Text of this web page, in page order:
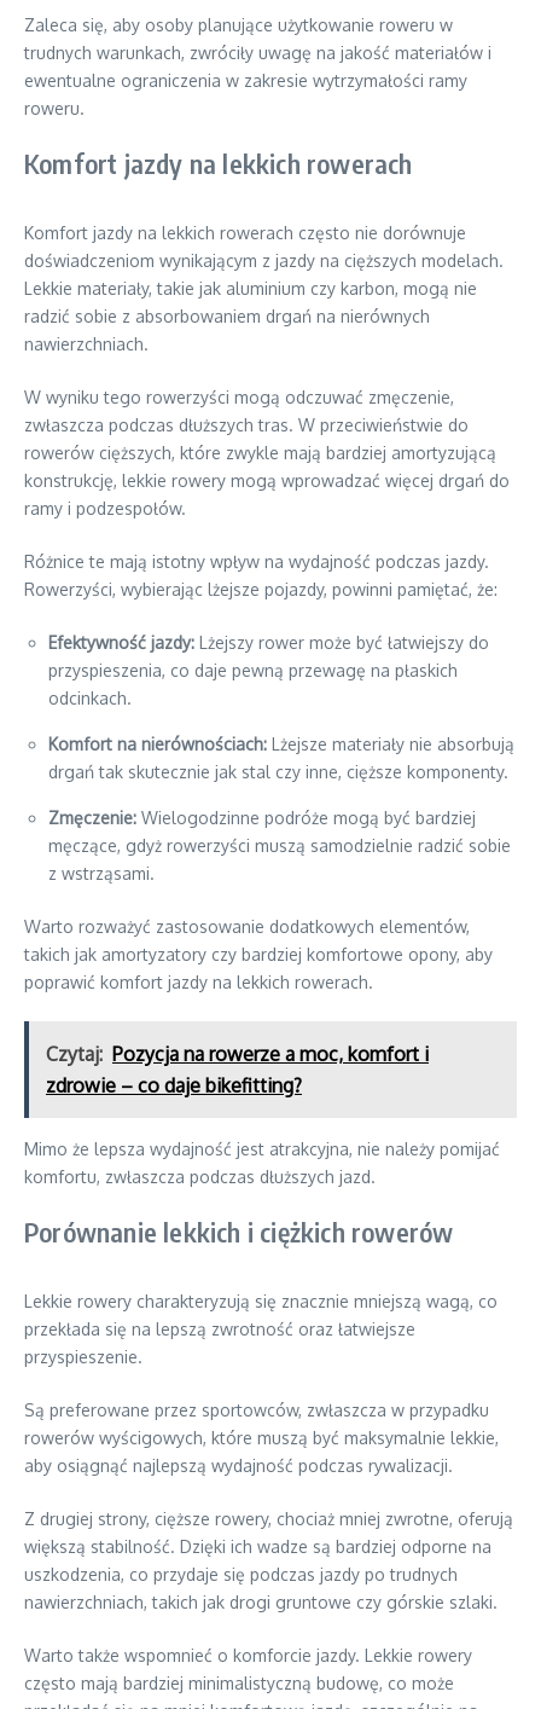
Zaleca się, aby osoby planujące użytkowanie roweru w
trudnych warunkach, zwróciły uwagę na jakość materiałów i
ewentualne ograniczenia w zakresie wytrzymałości ramy
roweru.
Komfort jazdy na lekkich rowerach
Komfort jazdy na lekkich rowerach często nie dorównuje
doświadczeniom wynikającym z jazdy na cięższych modelach.
Lekkie materiały, takie jak aluminium czy karbon, mogą nie
radzić sobie z absorbowaniem drgań na nierównych
nawierzchniach.
W wyniku tego rowerzyści mogą odczuwać zmęczenie,
zwłaszcza podczas dłuższych tras. W przeciwieństwie do
rowerów cięższych, które zwykle mają bardziej amortyzującą
konstrukcję, lekkie rowery mogą wprowadzać więcej drgań do
ramy i podzespołów.
Różnice te mają istotny wpływ na wydajność podczas jazdy.
Rowerzyści, wybierając lżejsze pojazdy, powinni pamiętać, że:
Efektywność jazdy: Lżejszy rower może być łatwiejszy do
przyspieszenia, co daje pewną przewagę na płaskich
odcinkach.
Komfort na nierównościach: Lżejsze materiały nie absorbują
drgań tak skutecznie jak stal czy inne, cięższe komponenty.
Zmęczenie: Wielogodzinne podróże mogą być bardziej
męczące, gdyż rowerzyści muszą samodzielnie radzić sobie
z wstrząsami.
Warto rozważyć zastosowanie dodatkowych elementów,
takich jak amortyzatory czy bardziej komfortowe opony, aby
poprawić komfort jazdy na lekkich rowerach.
Czytaj: Pozycja na rowerze a moc, komfort i
zdrowie – co daje bikefitting?
Mimo że lepsza wydajność jest atrakcyjna, nie należy pomijać
komfortu, zwłaszcza podczas dłuższych jazd.
Porównanie lekkich i ciężkich rowerów
Lekkie rowery charakteryzują się znacznie mniejszą wagą, co
przekłada się na lepszą zwrotność oraz łatwiejsze
przyspieszenie.
Są preferowane przez sportowców, zwłaszcza w przypadku
rowerów wyścigowych, które muszą być maksymalnie lekkie,
aby osiągnąć najlepszą wydajność podczas rywalizacji.
Z drugiej strony, cięższe rowery, chociaż mniej zwrotne, oferują
większą stabilność. Dzięki ich wadze są bardziej odporne na
uszkodzenia, co przydaje się podczas jazdy po trudnych
nawierzchniach, takich jak drogi gruntowe czy górskie szlaki.
Warto także wspomnieć o komforcie jazdy. Lekkie rowery
często mają bardziej minimalistyczną budowę, co może